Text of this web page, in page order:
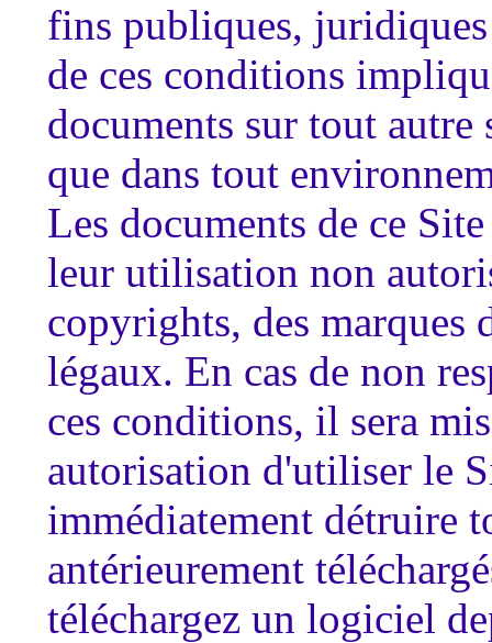
fins publiques,
de ces conditions
documents sur tout
que dans tout
Les documents de ce
leur utilisation non
copyrights, des marques
légaux. En cas de non
ces conditions, il sera
autorisation d'utiliser le
immédiatement détruire
antérieurement
téléchargez un logiciel